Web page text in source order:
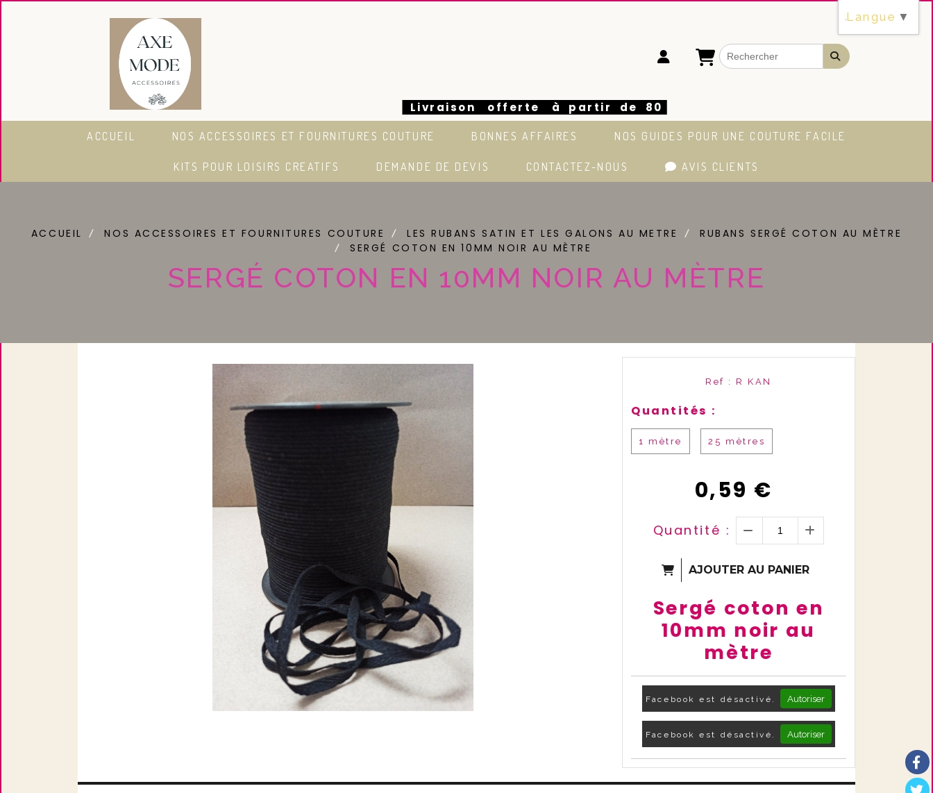
Livraison offerte à partir de 80
euros en France
ACCUEIL NOS ACCESSOIRES ET FOURNITURES COUTURE BONNES AFFAIRES NOS GUIDES POUR UNE COUTURE FACILE
KITS POUR LOISIRS CREATIFS DEMANDE DE DEVIS CONTACTEZ-NOUS AVIS CLIENTS
ACCUEIL NOS ACCESSOIRES ET FOURNITURES COUTURE LES RUBANS SATIN ET LES GALONS AU METRE
RUBANS SERGÉ COTON AU MÈTRE
SERGÉ COTON EN 10MM NOIR AU MÈTRE
SERGÉ COTON EN 10MM NOIR AU MÈTRE
Ref : R KAN
Quantités :
1 mètre 25 mètres
0,59 €
Quantité :
AJOUTER AU PANIER
Sergé coton en
10mm noir au
mètre
Facebook est désactivé. Autoriser
Facebook est désactivé. Autoriser
Langue ▼
Panneau de gestion des cookies